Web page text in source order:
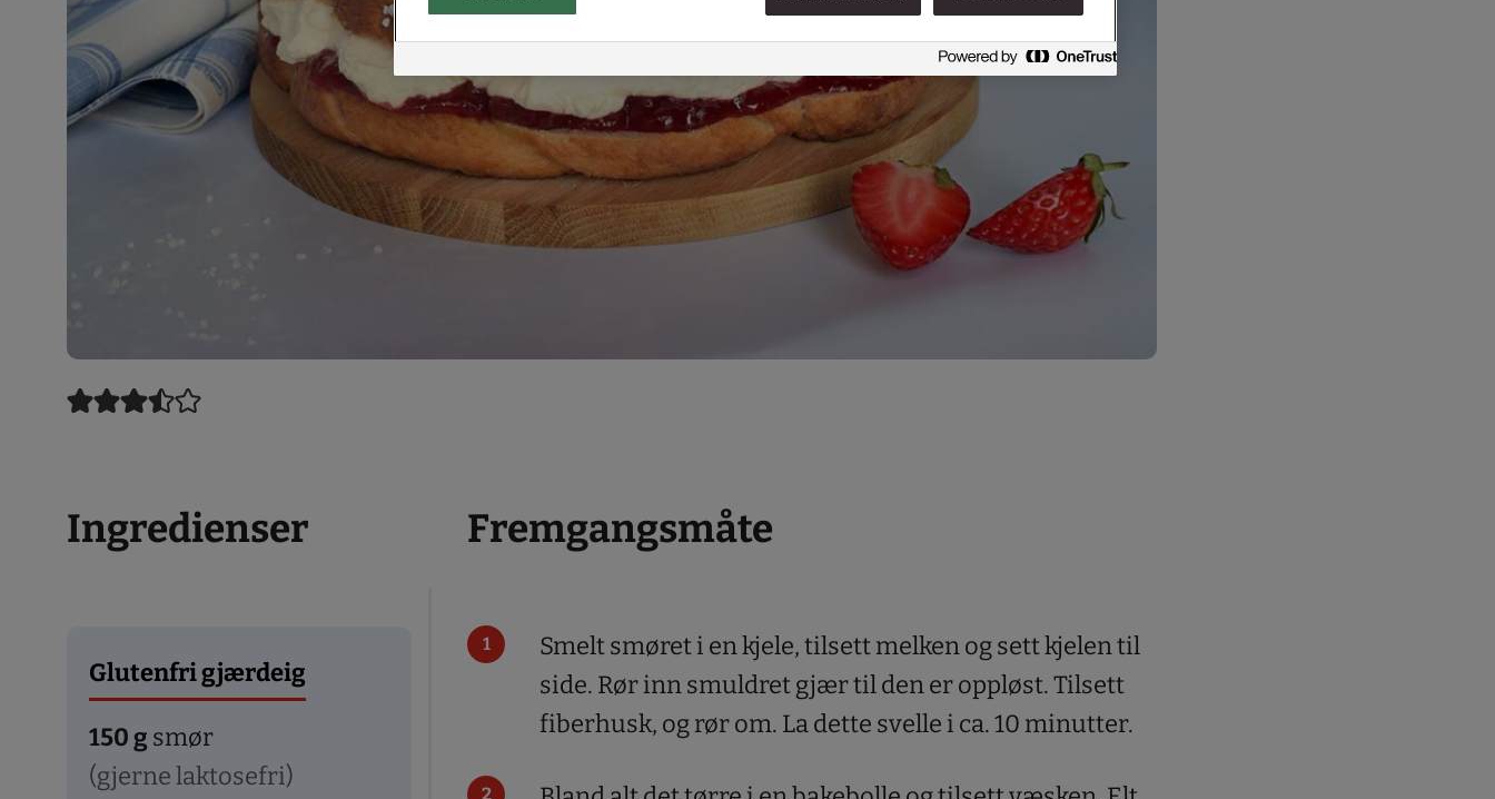
Ingredienser
Glutenfri gjærdeig
150g smør
(gjerne laktosefri)
Fremgangsmåte
Smelt smøret i en kjele, tilsett melken og sett kjelen til
side. Rør inn smuldret gjær til den er oppløst. Tilsett
fiberhusk, og rør om. La dette svelle i ca. 10 minutter.